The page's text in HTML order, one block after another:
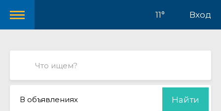
11° Вход
В объявлениях Найти